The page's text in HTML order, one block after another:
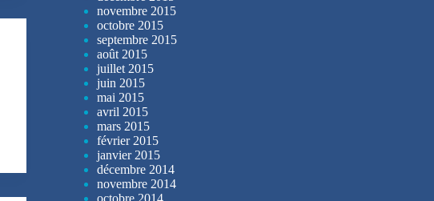
novembre 2015
octobre 2015
septembre 2015
août 2015
juillet 2015
juin 2015
mai 2015
avril 2015
mars 2015
février 2015
janvier 2015
décembre 2014
novembre 2014